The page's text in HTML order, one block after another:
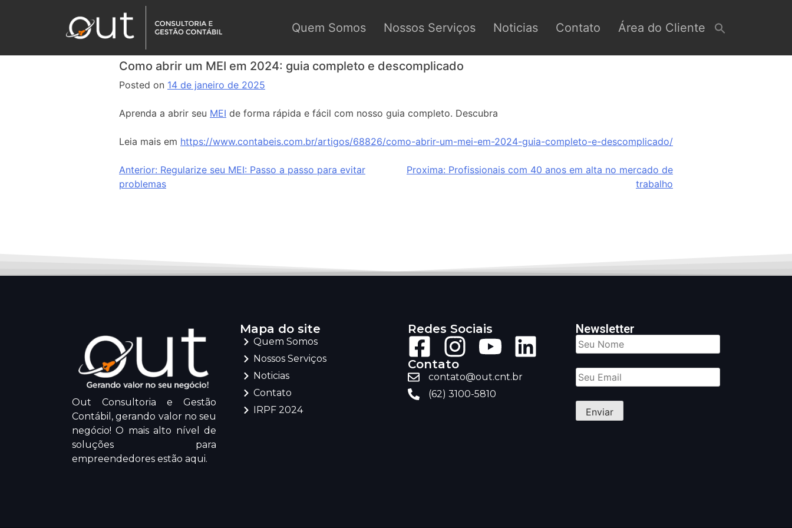
Quem Somos Nossos Serviços Noticias Contato Área do Cliente
Como abrir um MEI em 2024: guia completo e descomplicado
Posted on 14 de janeiro de 2025
Aprenda a abrir seu MEI de forma rápida e fácil com nosso guia completo. Descubra
Leia mais em https://www.contabeis.com.br/artigos/68826/como-abrir-um-mei-em-2024-guia-completo-e-descomplicado/
Anterior: Regularize seu MEI: Passo a passo para evitar
problemas
Proxima: Profissionais com 40 anos em alta no mercado de
trabalho
Out Consultoria e Gestão
Contábil, gerando valor no seu
negócio! O mais alto nível de
soluções para
empreendedores estão aqui.
Mapa do site
Quem Somos
Nossos Serviços
Noticias
Contato
IRPF 2024
Redes Sociais
Contato
contato@out.cnt.br
(62) 3100-5810
Newsletter